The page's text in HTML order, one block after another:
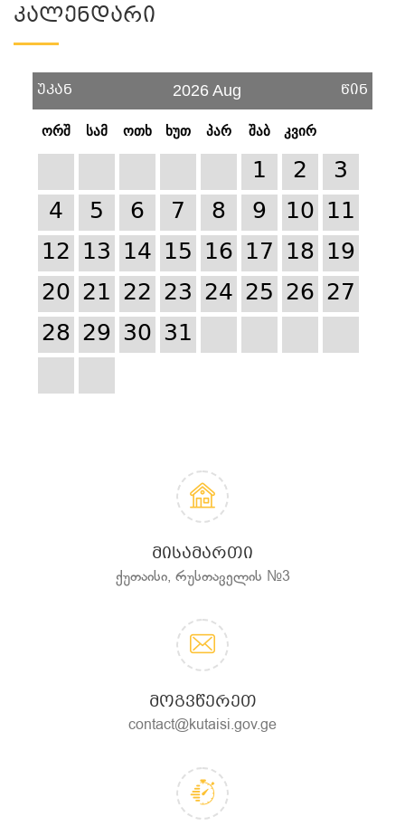
Კალენდარი
უკან 2026 Aug წინ
ორშ სამ ოთხ ხუთ პარ შაბ კვირ
1 2
3
4
5 6 7 8 9 10 11
12 13 14 15 16 17 18 19
20 21 22 23 24 25 26 27
28 29 30 31
ᲛᲘᲡᲐᲛᲐᲠᲗᲘ
ქუთაისი, რუსთაველის №3
ᲛᲝᲒᲕᲬᲔᲠᲔᲗ
contact@kutaisi.gov.ge